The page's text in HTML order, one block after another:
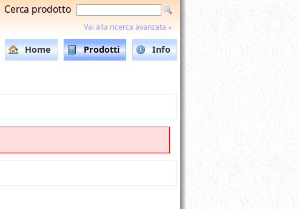
Cerca prodotto
Vai alla ricerca avanzata »
Home Prodotti Info